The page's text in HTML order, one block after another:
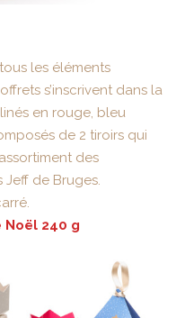
les éléments
s’inscrivent dans la
en rouge, bleu
de 2 tiroirs qui
des
de Bruges.
240 g